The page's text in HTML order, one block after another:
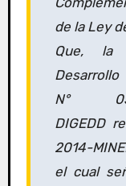
de la Ley
Que, la
N°
DIGEDD
2014-
el cual